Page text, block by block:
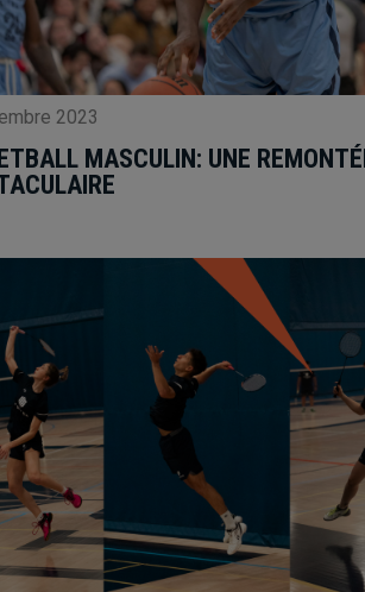
2023
MASCULIN: UNE